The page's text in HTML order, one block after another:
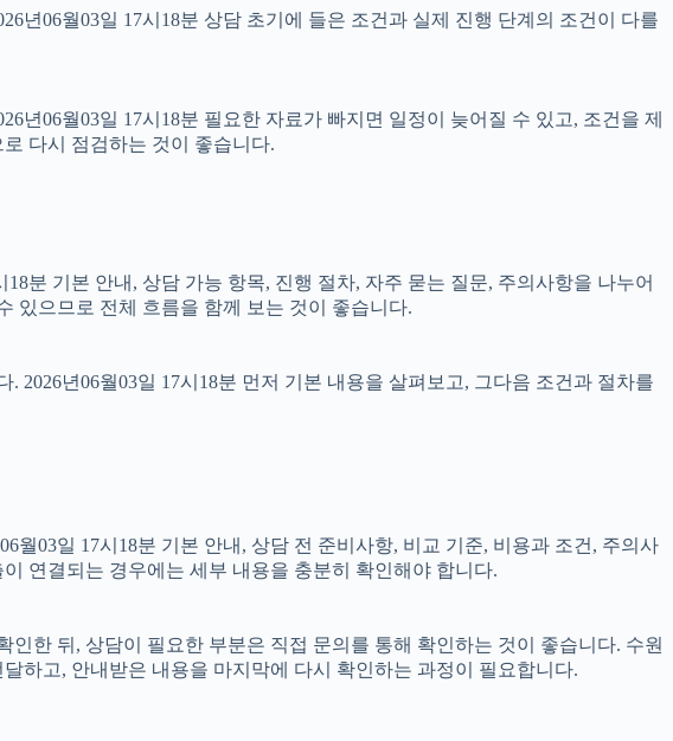
년06월03일 17시18분 상담 초기에 들은 조건과 실제 진행 단계의 조건이 다를
06월03일 17시18분 필요한 자료가 빠지면 일정이 늦어질 수 있고, 조건을 제
다시 점검하는 것이 좋습니다.
분 기본 안내, 상담 가능 항목, 진행 절차, 자주 묻는 질문, 주의사항을 나누어
있으므로 전체 흐름을 함께 보는 것이 좋습니다.
년06월03일 17시18분 먼저 기본 내용을 살펴보고, 그다음 조건과 절차를
03일 17시18분 기본 안내, 상담 전 준비사항, 비교 기준, 비용과 조건, 주의사
연결되는 경우에는 세부 내용을 충분히 확인해야 합니다.
한 뒤, 상담이 필요한 부분은 직접 문의를 통해 확인하는 것이 좋습니다. 수원
하고, 안내받은 내용을 마지막에 다시 확인하는 과정이 필요합니다.